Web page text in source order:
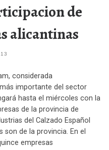
de
alicantinas
considerada
importante del sector
hasta el miércoles con la
de la provincia de
del Calzado Español
son de la provincia. En el
empresas